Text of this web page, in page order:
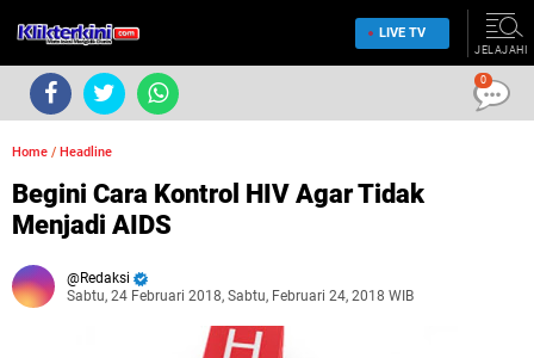
LIVE TV
JELAJAHI
Home / Headline
Begini Cara Kontrol HIV Agar Tidak
Menjadi AIDS
Redaksi
Sabtu, 24 Februari 2018, Sabtu, Februari 24, 2018 WIB
0